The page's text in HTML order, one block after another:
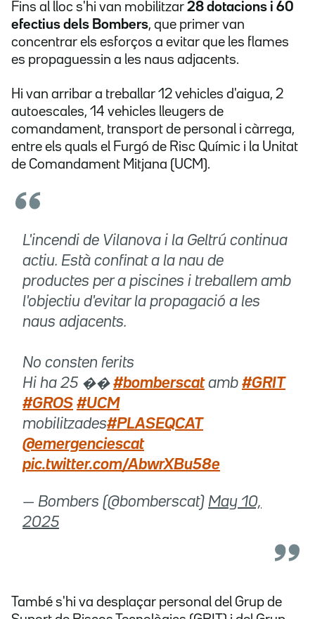
Fins al lloc s'hi van mobilitzar 28 dotacions i 60
efectius dels Bombers, que primer van
concentrar els esforços a evitar que les flames
es propaguessin a les naus adjacents.
Hi van arribar a treballar 12 vehicles d'aigua, 2
autoescales, 14 vehicles lleugers de
comandament, transport de personal i càrrega,
entre els quals el Furgó de Risc Químic i la Unitat
de Comandament Mitjana (UCM).
L'incendi de Vilanova i la Geltrú continua
actiu. Està confinat a la nau de
productes per a piscines i treballem amb
l'objectiu d'evitar la propagació a les
naus adjacents.
No consten ferits
Hi ha 25 �� #bomberscatamb #GRIT
#GROS #UCM
mobilitzades#PLASEQCAT
@emergenciescat
pic.twitter.com/AbwrXBu58e
— Bombers (@bomberscat) May 10,
2025
També s'hi va desplaçar personal del Grup de